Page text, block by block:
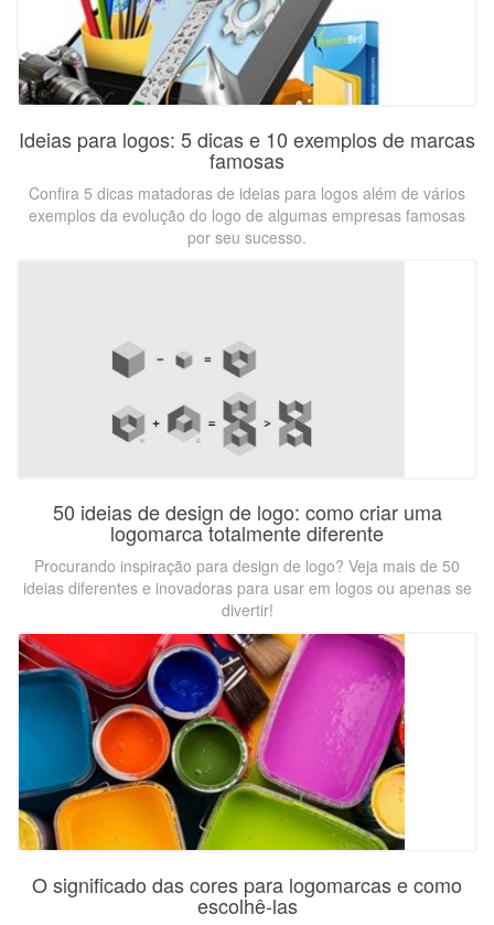
Ideias para logos: 5 dicas e 10 exemplos de marcas
famosas
Confira 5 dicas matadoras de ideias para logos além de vários
exemplos da evolução do logo de algumas empresas famosas
por seu sucesso.
50 ideias de design de logo: como criar uma
logomarca totalmente diferente
Procurando inspiração para design de logo? Veja mais de 50
ideias diferentes e inovadoras para usar em logos ou apenas se
divertir!
O significado das cores para logomarcas e como
escolhê-las